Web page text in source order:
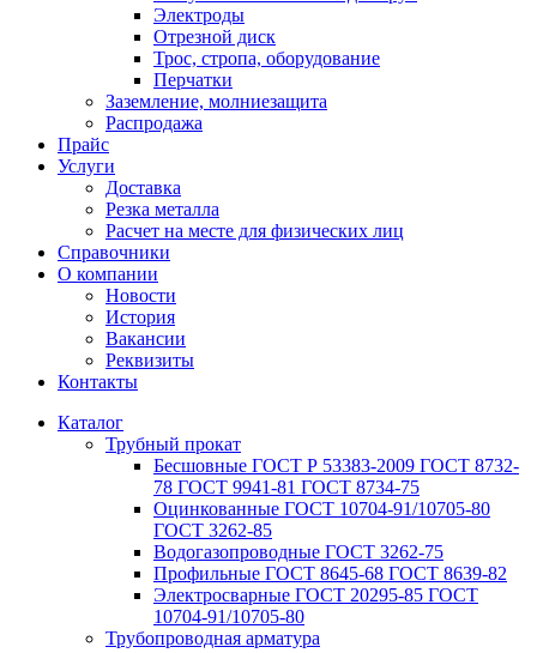
Электроды
Отрезной диск
Трос, стропа, оборудование
Перчатки
Заземление, молниезащита
Распродажа
Прайс
Услуги
Доставка
Резка металла
Расчет на месте для физических лиц
Справочники
О компании
Новости
История
Вакансии
Реквизиты
Контакты
Каталог
Трубный прокат
Беcшовные ГОСТ Р 53383-2009 ГОСТ 8732-
78 ГОСТ 9941-81 ГОСТ 8734-75
Оцинкованные ГОСТ 10704-91/10705-80
ГОСТ 3262-85
Водогазопроводные ГОСТ 3262-75
Профильные ГОСТ 8645-68 ГОСТ 8639-82
Электросварные ГОСТ 20295-85 ГОСТ
10704-91/10705-80
Трубопроводная арматура